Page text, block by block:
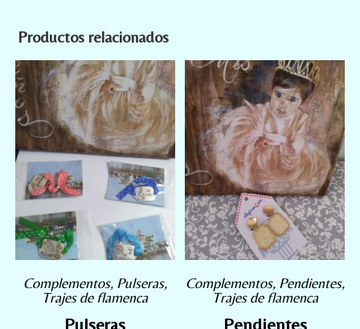
Productos relacionados
Complementos, Pulseras,
Trajes de flamenca
Pulseras
Complementos, Pendientes,
Trajes de flamenca
Pendientes